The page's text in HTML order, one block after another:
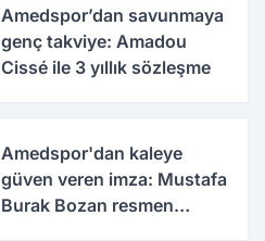
Amedspor’dan savunmaya
genç takviye: Amadou
Cissé ile 3 yıllık sözleşme
Amedspor'dan kaleye
güven veren imza: Mustafa
Burak Bozan resmen